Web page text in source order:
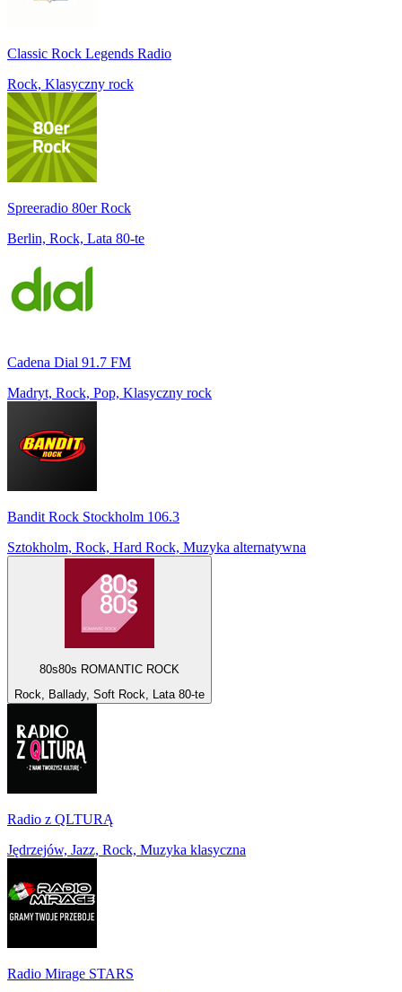
Classic Rock Legends Radio
Rock, Klasyczny rock
Spreeradio 80er Rock
Berlin, Rock, Lata 80-te
Cadena Dial 91.7 FM
Madryt, Rock, Pop, Klasyczny rock
Bandit Rock Stockholm 106.3
Sztokholm, Rock, Hard Rock, Muzyka alternatywna
80s80s ROMANTIC ROCK
Rock, Ballady, Soft Rock, Lata 80-te
Radio z QLTURĄ
Jędrzejów, Jazz, Rock, Muzyka klasyczna
Radio Mirage STARS